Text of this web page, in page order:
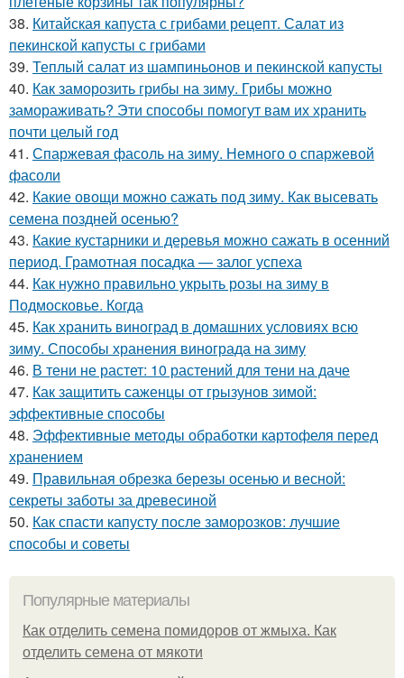
38. Китайская капуста с грибами рецепт. Салат из
пекинской капусты с грибами
39. Теплый салат из шампиньонов и пекинской капусты
40. Как заморозить грибы на зиму. Грибы можно
замораживать? Эти способы помогут вам их хранить
почти целый год
41. Спаржевая фасоль на зиму. Немного о спаржевой
фасоли
42. Какие овощи можно сажать под зиму. Как высевать
семена поздней осенью?
43. Какие кустарники и деревья можно сажать в осенний
период. Грамотная посадка — залог успеха
44. Как нужно правильно укрыть розы на зиму в
Подмосковье. Когда
45. Как хранить виноград в домашних условиях всю
зиму. Способы хранения винограда на зиму
46. В тени не растет: 10 растений для тени на даче
47. Как защитить саженцы от грызунов зимой:
эффективные способы
48. Эффективные методы обработки картофеля перед
хранением
49. Правильная обрезка березы осенью и весной:
секреты заботы за древесиной
50. Как спасти капусту после заморозков: лучшие
способы и советы
Популярные материалы
Как отделить семена помидоров от жмыха. Как
отделить семена от мякоти